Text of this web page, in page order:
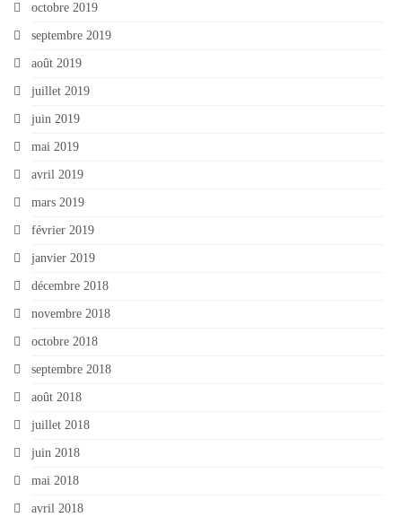
octobre 2019
septembre 2019
août 2019
juillet 2019
juin 2019
mai 2019
avril 2019
mars 2019
février 2019
janvier 2019
décembre 2018
novembre 2018
octobre 2018
septembre 2018
août 2018
juillet 2018
juin 2018
mai 2018
avril 2018